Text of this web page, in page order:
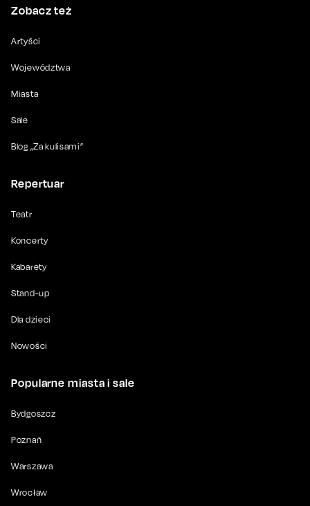
Zobacz też
Artyści
Województwa
Miasta
Sale
Blog „Za kulisami”
Repertuar
Teatr
Koncerty
Kabarety
Stand-up
Dla dzieci
Nowości
Popularne miasta i sale
Bydgoszcz
Poznań
Warszawa
Wrocław